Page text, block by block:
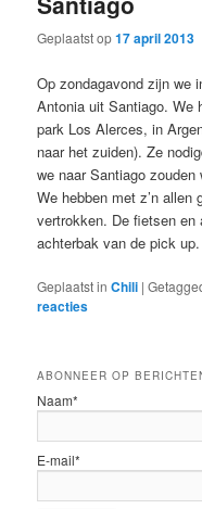
Geplaatst op17 april 2013
Op zondagavond zijn we
Antonia uit Santiago. We
park Los Alerces, in
naar het zuiden). Ze
we naar Santiago
We hebben met z’n
vertrokken. De fietsen
achterbak van de pick up.
Geplaatst in Chili |
reacties
ABONNEER OP
Naam*
E-mail*